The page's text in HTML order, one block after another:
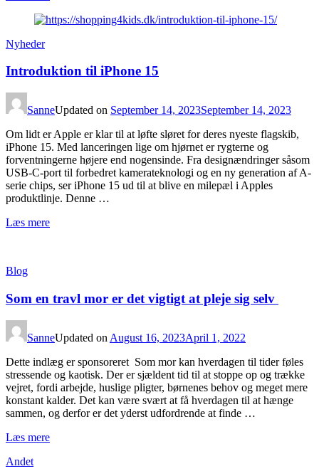
Nyheder
Introduktion til iPhone 15
SanneUpdated on September 14, 2023September 14, 2023
Om lidt er Apple er klar til at løfte sløret for deres nyeste flagskib,
iPhone 15. Med lanceringen lige om hjørnet er rygterne og
forventningerne højere end nogensinde. Fra designændringer såsom
USB-C-port til forbedret kamerateknologi og en ny generation af A-
serie chips, ser iPhone 15 ud til at blive en milepæl i Apples
produktlinje. Denne …
Læs mere
Blog
Som en travl mor er det vigtigt at pleje sig selv
SanneUpdated on August 16, 2023April 1, 2022
Dette indlæg er sponsoreret Som mor kan hverdagen til tider føles
stressende og kaotisk. Der er sjældent tid til at stoppe op og trække
vejret, fordi arbejde, huslige pligter, børnenes behov og meget mere
konstant kalder. Det kan være svært at få hverdagen til at hænge
sammen, og derfor er det yderst udfordrende at finde …
Læs mere
Andet